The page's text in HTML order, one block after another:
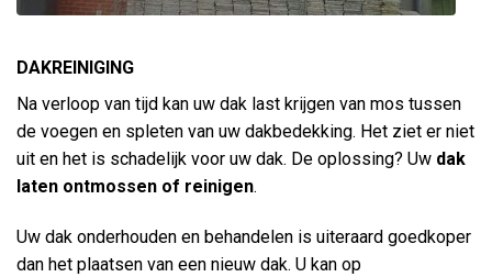
DAKREINIGING
Na verloop van tijd kan uw dak last krijgen van mos tussen
de voegen en spleten van uw dakbedekking. Het ziet er niet
uit en het is schadelijk voor uw dak. De oplossing? Uw dak
laten ontmossen of reinigen.
Uw dak onderhouden en behandelen is uiteraard goedkoper
dan het plaatsen van een nieuw dak. U kan op